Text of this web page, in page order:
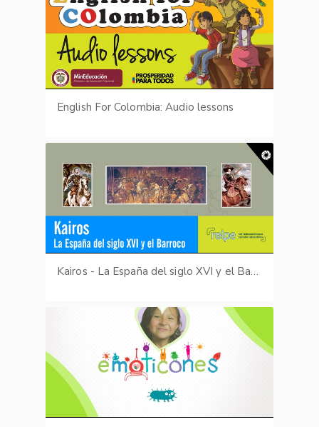
English For Colombia: Audio lessons
Kairos - La España del siglo XVI y el Barroco